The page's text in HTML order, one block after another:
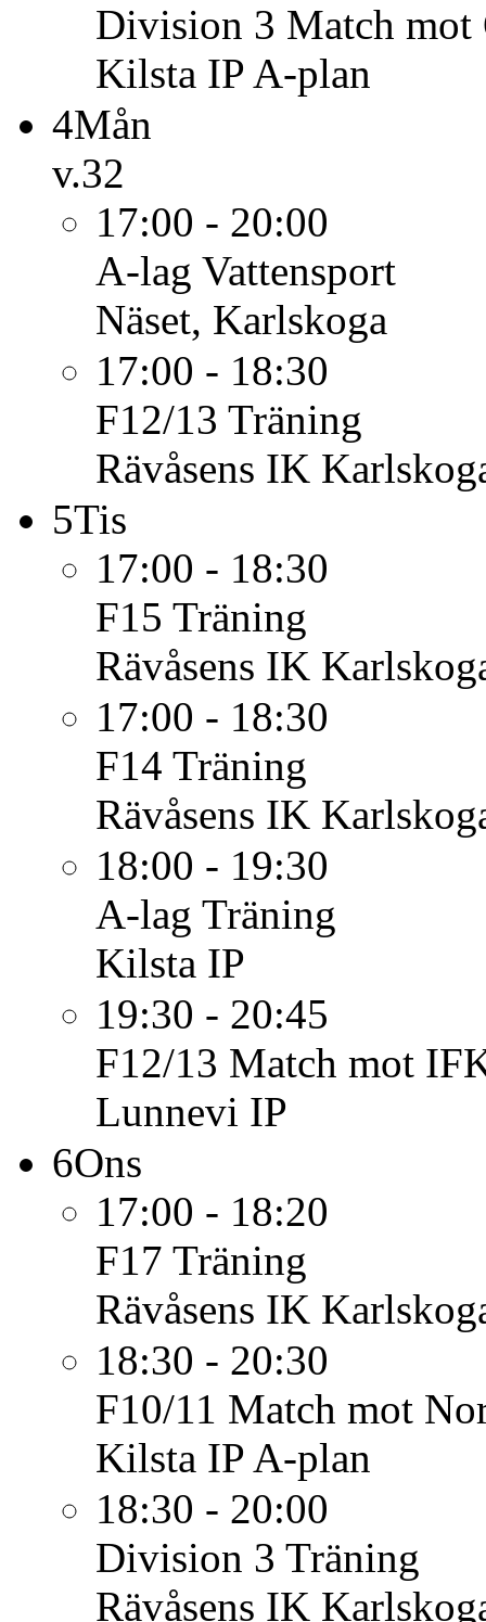
Division 3 Match mot
Kilsta IP A-plan
4Mån
v.32
17:00 - 20:00
A-lag Vattensport
Näset, Karlskoga
17:00 - 18:30
F12/13 Träning
Rävåsens IK
5Tis
17:00 - 18:30
F15 Träning
Rävåsens IK
17:00 - 18:30
F14 Träning
Rävåsens IK
18:00 - 19:30
A-lag Träning
Kilsta IP
19:30 - 20:45
F12/13 Match mot
Lunnevi IP
6Ons
17:00 - 18:20
F17 Träning
Rävåsens IK
18:30 - 20:30
F10/11 Match mot
Kilsta IP A-plan
18:30 - 20:00
Division 3 Träning
Rävåsens IK